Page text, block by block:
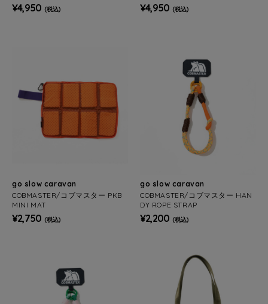
¥4,950 (税込) ¥4,950 (税込)
go slow caravan
COBMASTER/コブマスター PKB
MINI MAT
¥2,750 (税込)
go slow caravan
COBMASTER/コブマスター HAN
DY ROPE STRAP
¥2,200 (税込)